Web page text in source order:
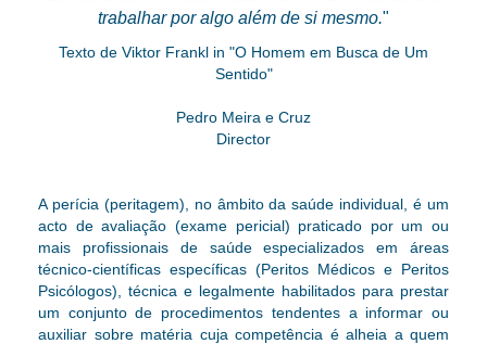
trabalhar por algo além de si mesmo."
Texto de Viktor Frankl in "O Homem em Busca de Um
Sentido"
Pedro Meira e Cruz
Director
A perícia (peritagem), no âmbito da saúde individual, é um
acto de avaliação (exame pericial) praticado por um ou
mais profissionais de saúde especializados em áreas
técnico-científicas específicas (Peritos Médicos e Peritos
Psicólogos), técnica e legalmente habilitados para prestar
um conjunto de procedimentos tendentes a informar ou
auxiliar sobre matéria cuja competência é alheia a quem